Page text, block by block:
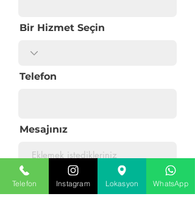
Bir Hizmet Seçin
Telefon
Mesajınız
Teklif İste
Telefon Instagram Lokasyon WhatsApp